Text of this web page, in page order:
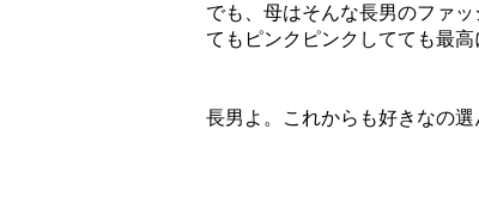
でも、母はそんな長男のファ
てもピンクピンクしてても最高
長男よ。これからも好きなの選